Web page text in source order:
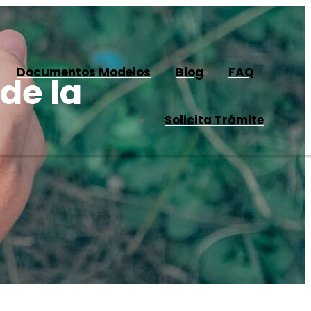
Documentos Modelos Blog FAQ
Solicita Trámite
la